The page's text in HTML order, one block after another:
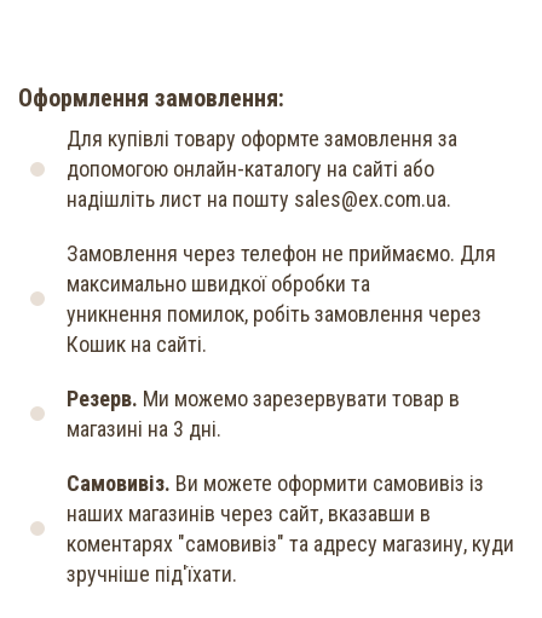
Оформлення замовлення:
Для купівлі товару оформте замовлення за
допомогою онлайн-каталогу на сайті або
надішліть лист на пошту sales@ex.com.ua.
Замовлення через телефон не приймаємо. Для
максимально швидкої обробки та
уникнення помилок, робіть замовлення через
Кошик на сайті.
Резерв. Ми можемо зарезервувати товар в
магазині на 3 дні.
Самовивіз. Ви можете оформити самовивіз із
наших магазинів через сайт, вказавши в
коментарях "самовивіз" та адресу магазину, куди
зручніше під'їхати.